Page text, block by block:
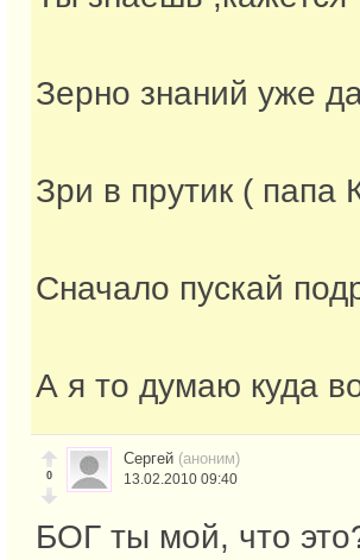
Зерно знаний уже
Зри в прутик ( папа
Сначало пускай
А я то думаю куда
0
Сергей (аноним)
13.02.2010 09:40
БОГ ты мой, что